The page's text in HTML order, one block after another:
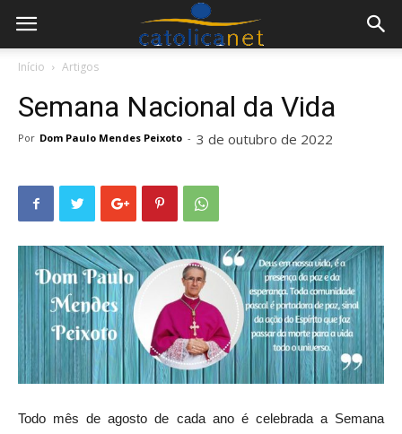
Início Artigos
Semana Nacional da Vida
Por Dom Paulo Mendes Peixoto - 3 de outubro de 2022
Todo mês de agosto de cada ano é celebrada a Semana